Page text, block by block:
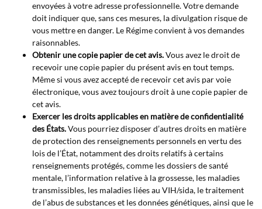
envoyées à votre adresse professionnelle. Votre demande
doit indiquer que, sans ces mesures, la divulgation risque de
vous mettre en danger. Le Régime convient à vos demandes
raisonnables.
Obtenir une copie papier de cet avis.Vous avez le droit de
recevoir une copie papier du présent avis en tout temps.
Même si vous avez accepté de recevoir cet avis par voie
électronique, vous avez toujours droit à une copie papier de
cet avis.
Exercer les droits applicables en matière de confidentialité
des États.Vous pourriez disposer d’autres droits en matière
de protection des renseignements personnels en vertu des
lois de l’État, notamment des droits relatifs à certains
renseignements protégés, comme les dossiers de santé
mentale, l’information relative à la grossesse, les maladies
transmissibles, les maladies liées au VIH/sida, le traitement
de l’abus de substances et les données génétiques, ainsi que le